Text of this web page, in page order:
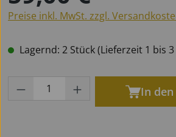
Preise inkl. MwSt. zzgl.
Lagernd: 2 Stück (Lieferzeit 1 bis
Produkt Anzahl: Gib den
In